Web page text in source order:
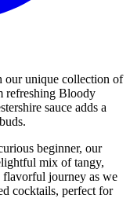
unique collection of
refreshing Bloody
sauce adds a
beginner, our
mix of tangy,
flavorful journey as we
cocktails, perfect for